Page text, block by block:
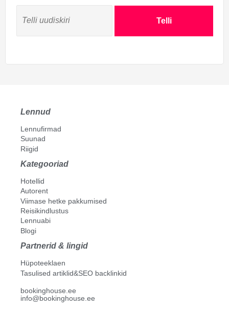
Telli
Lennud
Lennufirmad
Suunad
Riigid
Kategooriad
Hotellid
Autorent
Viimase hetke pakkumised
Reisikindlustus
Lennuabi
Blogi
Partnerid & lingid
Hüpoteeklaen
Tasulised artiklid&SEO backlinkid
bookinghouse.ee
info@bookinghouse.ee